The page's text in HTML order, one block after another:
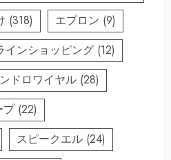
(318) エプロン (9)
インショッピング (12)
ドロワイヤル (28)
プ(22)
スピークエル (24)